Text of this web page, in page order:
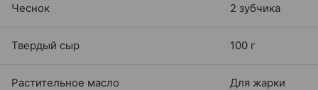
Чеснок 2 зубчика
Твердый сыр 100 г
Растительное масло Для жарки